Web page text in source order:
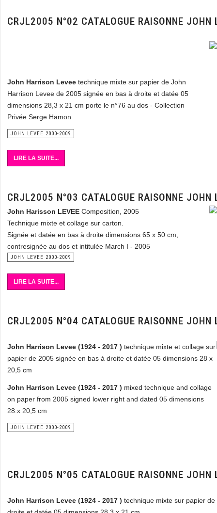
CRJL2005 N°02 CATALOGUE RAISONNE JOHN
John Harrison Levee technique mixte sur papier de John
Harrison Levee de 2005 signée en bas à droite et datée 05
dimensions 28,3 x 21 cm porte le n°76 au dos - Collection
Privée Serge Hamon
JOHN LEVEE 2000-2009
LIRE LA SUITE...
CRJL2005 N°03 CATALOGUE RAISONNE JOHN
John Harisson LEVEE Composition, 2005
Technique mixte et collage sur carton.
Signée et datée en bas à droite dimensions 65 x 50 cm,
contresignée au dos et intitulée March I - 2005
JOHN LEVEE 2000-2009
LIRE LA SUITE...
CRJL2005 N°04 CATALOGUE RAISONNE JOHN
John Harrison Levee (1924 - 2017 ) technique mixte et collage sur
papier de 2005 signée en bas à droite et datée 05 dimensions 28 x
20,5 cm
John Harrison Levee (1924 - 2017 ) mixed technique and collage
on paper from 2005 signed lower right and dated 05 dimensions
28.x 20,5 cm
JOHN LEVEE 2000-2009
CRJL2005 N°05 CATALOGUE RAISONNE JOHN
John Harrison Levee (1924 - 2017 ) technique mixte sur papier